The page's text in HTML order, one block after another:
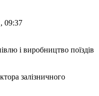
09:37
залізничного